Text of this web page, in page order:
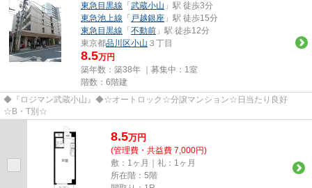
東急目黒線 「 武蔵小山 」駅 徒歩3分
東急池上線 「 戸越銀座 」駅 徒歩15分
東急目黒線 「 不動前 」駅 徒歩12分
東京都品川区小山 ３丁目
8.5万円
築年数：築38年 ｜募集中： 1室
階数：6階建
◆『ロジマン武蔵小山』◆☆オートロック☆分譲マンション☆日当たり良好
☆B・T別☆
8.5万円
(管理費・共益費 7,000円)
敷：1ヶ月｜礼：1ヶ月
所在階：5階